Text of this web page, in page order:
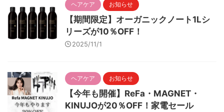
ヘアケア お知らせ
【期間限定】オーガニックノート1Lシ
リーズが10％OFF！
2025/11/1
ヘアケア お知らせ
【今年も開催】ReFa・MAGNET・
KINUJOが20％OFF！家電セール